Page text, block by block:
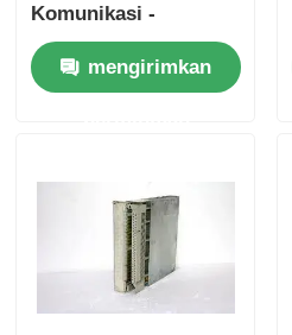
Produk
Tentang kita
Kontrol kualitas
Komunikasi -
Antarmuka Bus
mengirimkan